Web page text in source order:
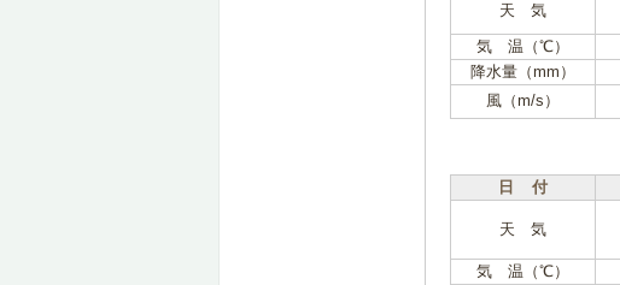
天 気
気 温（℃）
降水量（mm）
風（m/s）
日 付
天 気
気 温（℃）